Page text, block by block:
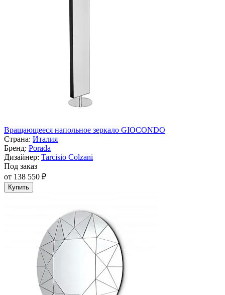
Вращающееся напольное зеркало GIOCONDO
Страна: Италия
Бренд: Porada
Дизайнер: Tarcisio Colzani
Под заказ
от 138 550 ₽
Купить